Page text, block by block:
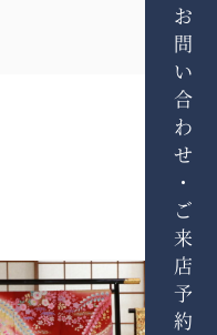
お問い合わせ・ご来店予約